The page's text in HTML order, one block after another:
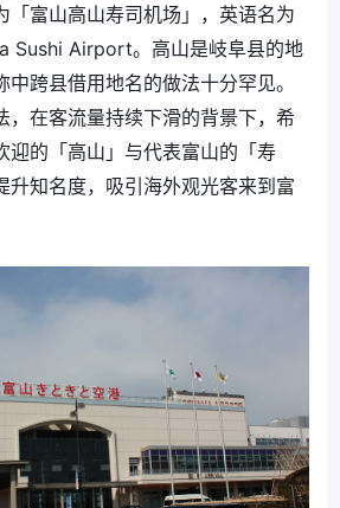
「富山高山寿司机场」，英语名为
Sushi Airport。高山是岐阜县的地
跨县借用地名的做法十分罕见。
，在客流量持续下滑的背景下，希
迎的「高山」与代表富山的「寿
升知名度，吸引海外观光客来到富